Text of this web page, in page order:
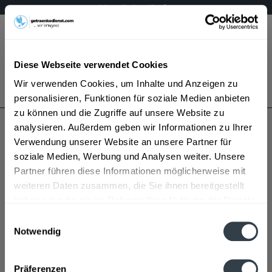
Diese Webseite verwendet Cookies
Wir verwenden Cookies, um Inhalte und Anzeigen zu
personalisieren, Funktionen für soziale Medien anbieten
zu können und die Zugriffe auf unsere Website zu
analysieren. Außerdem geben wir Informationen zu Ihrer
Verwendung unserer Website an unsere Partner für
soziale Medien, Werbung und Analysen weiter. Unsere
Partner führen diese Informationen möglicherweise mit
weiteren Daten zusammen, die Sie ihnen bereitgestellt
Notwendig
Präferenzen
Mo – Fr 9 – 17 Uhr
Menü
Bestellung widerrufen
Es gilt unsere Datenschutzerklärung
Litovel Premium
Litovel Premium wird in den folgenden Regionen,
Städten, Orten und Postleitzahl-Gebieten geliefert